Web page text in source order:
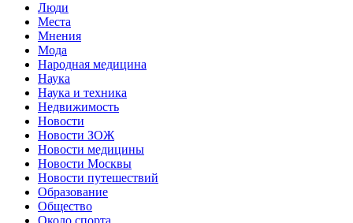
Люди
Места
Мнения
Мода
Народная медицина
Наука
Наука и техника
Недвижимость
Новости
Новости ЗОЖ
Новости медицины
Новости Москвы
Новости путешествий
Образование
Общество
Около спорта